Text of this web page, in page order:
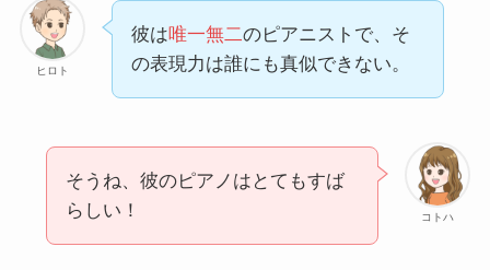
ヒロト
彼は唯一無二のピアニストで、そ
の表現力は誰にも真似できない。
コトハ
そうね、彼のピアノはとてもすば
らしい！